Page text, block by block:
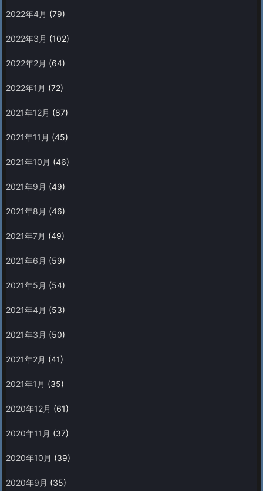
2022年4月 (79)
2022年3月 (102)
2022年2月 (64)
2022年1月 (72)
2021年12月 (87)
2021年11月 (45)
2021年10月 (46)
2021年9月 (49)
2021年8月 (46)
2021年7月 (49)
2021年6月 (59)
2021年5月 (54)
2021年4月 (53)
2021年3月 (50)
2021年2月 (41)
2021年1月 (35)
2020年12月 (61)
2020年11月 (37)
2020年10月 (39)
2020年9月 (35)